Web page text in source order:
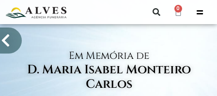
0
Em Memória de
D. Maria Isabel Monteiro
Carlos